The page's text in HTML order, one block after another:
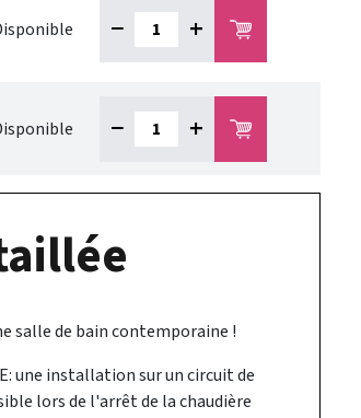
− +
− +
salle de bain contemporaine !
une installation sur un circuit de
lors de l'arrêt de la chaudière